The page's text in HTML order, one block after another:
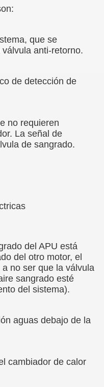
que se
anti-retorno.
de detección de
no requieren
La señal de
de sangrado.
del APU está
del otro motor, el
no ser que la válvula
sangrado esté
del sistema).
aguas debajo de la
cambiador de calor